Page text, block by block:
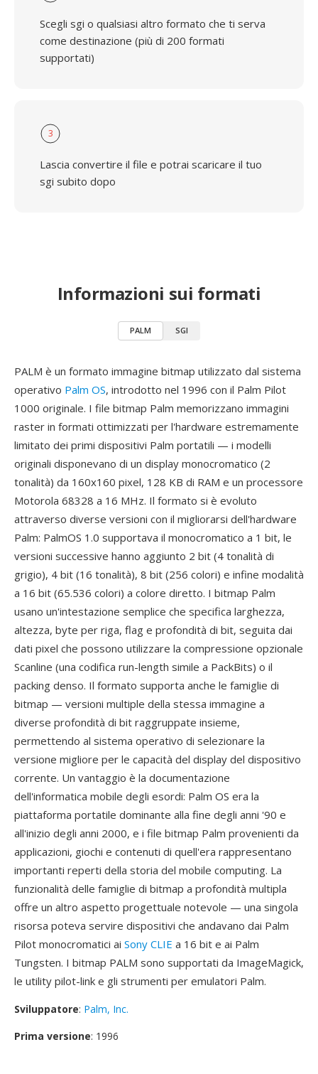
Scegli sgi o qualsiasi altro formato che ti serva
come destinazione (più di 200 formati
supportati)
3
Lascia convertire il file e potrai scaricare il tuo
sgi subito dopo
Informazioni sui formati
PALM SGI
PALM è un formato immagine bitmap utilizzato dal sistema
operativo Palm OS, introdotto nel 1996 con il Palm Pilot
1000 originale. I file bitmap Palm memorizzano immagini
raster in formati ottimizzati per l'hardware estremamente
limitato dei primi dispositivi Palm portatili — i modelli
originali disponevano di un display monocromatico (2
tonalità) da 160x160 pixel, 128 KB di RAM e un processore
Motorola 68328 a 16 MHz. Il formato si è evoluto
attraverso diverse versioni con il migliorarsi dell'hardware
Palm: PalmOS 1.0 supportava il monocromatico a 1 bit, le
versioni successive hanno aggiunto 2 bit (4 tonalità di
grigio), 4 bit (16 tonalità), 8 bit (256 colori) e infine modalità
a 16 bit (65.536 colori) a colore diretto. I bitmap Palm
usano un'intestazione semplice che specifica larghezza,
altezza, byte per riga, flag e profondità di bit, seguita dai
dati pixel che possono utilizzare la compressione opzionale
Scanline (una codifica run-length simile a PackBits) o il
packing denso. Il formato supporta anche le famiglie di
bitmap — versioni multiple della stessa immagine a
diverse profondità di bit raggruppate insieme,
permettendo al sistema operativo di selezionare la
versione migliore per le capacità del display del dispositivo
corrente. Un vantaggio è la documentazione
dell'informatica mobile degli esordi: Palm OS era la
piattaforma portatile dominante alla fine degli anni '90 e
all'inizio degli anni 2000, e i file bitmap Palm provenienti da
applicazioni, giochi e contenuti di quell'era rappresentano
importanti reperti della storia del mobile computing. La
funzionalità delle famiglie di bitmap a profondità multipla
offre un altro aspetto progettuale notevole — una singola
risorsa poteva servire dispositivi che andavano dai Palm
Pilot monocromatici ai Sony CLIE a 16 bit e ai Palm
Tungsten. I bitmap PALM sono supportati da ImageMagick,
le utility pilot-link e gli strumenti per emulatori Palm.
Sviluppatore: Palm, Inc.
Prima versione: 1996